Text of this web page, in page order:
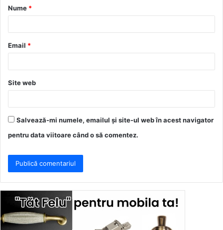
r
*
Nume *
Email *
Site web
Salvează-mi numele, emailul și site-ul web în acest navigator
pentru data viitoare când o să comentez.